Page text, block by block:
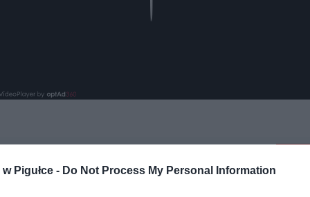
Pigułce - Do Not Process My Personal Information